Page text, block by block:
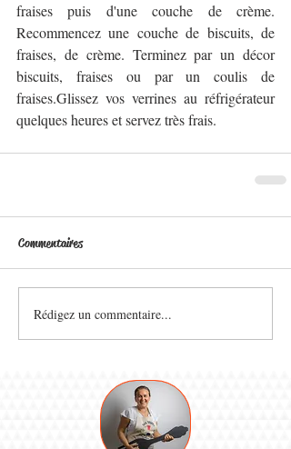
fraises puis d'une couche de crème.
Recommencez une couche de biscuits, de
fraises, de crème. Terminez par un décor
biscuits, fraises ou par un coulis de
fraises.Glissez vos verrines au réfrigérateur
quelques heures et servez très frais.
Commentaires
Rédigez un commentaire...